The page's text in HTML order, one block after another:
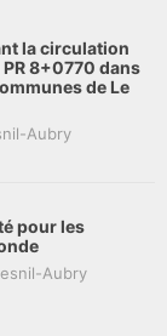
la circulation
PR 8+0770 dans
de Le
Aubry
pour les
Aubry